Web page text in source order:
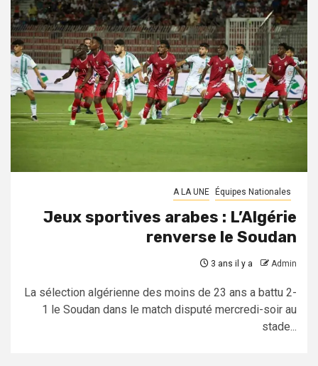
A LA UNE Équipes Nationales
Jeux sportives arabes : L’Algérie
renverse le Soudan
3 ans il y a Admin
La sélection algérienne des moins de 23 ans a battu 2-
1 le Soudan dans le match disputé mercredi-soir au
stade...